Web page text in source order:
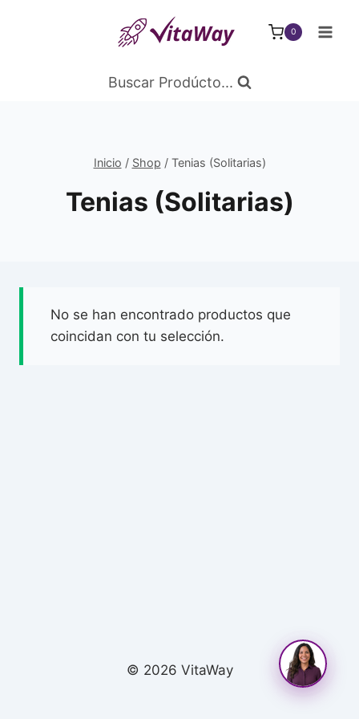
0
Buscar Prodúcto...
Inicio / Shop / Tenias (Solitarias)
Tenias (Solitarias)
No se han encontrado productos que
coincidan con tu selección.
© 2026 VitaWay